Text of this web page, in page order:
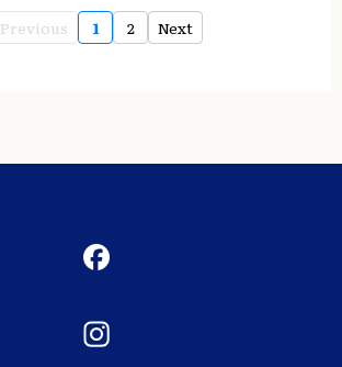
Previous 1 2 Next